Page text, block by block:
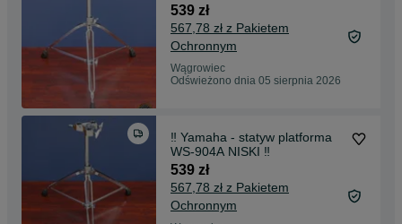
539 zł
567,78 zł z Pakietem
Ochronnym
Wągrowiec
Odświeżono dnia 05 sierpnia 2026
‼️ Yamaha - statyw platforma
WS-904A NISKI ‼️
539 zł
567,78 zł z Pakietem
Ochronnym